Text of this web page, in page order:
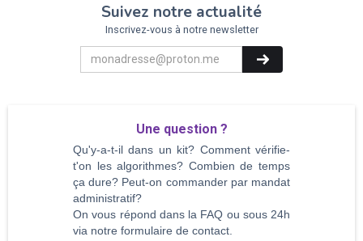
Suivez notre actualité
Inscrivez-vous à notre newsletter
Une question ?
Qu'y-a-t-il dans un kit? Comment vérifie-
t'on les algorithmes? Combien de temps
ça dure? Peut-on commander par mandat
administratif?
On vous répond dans la FAQ ou sous 24h
via notre formulaire de contact.